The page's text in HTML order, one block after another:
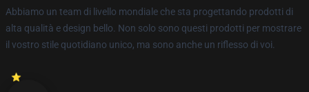
Abbiamo un team di livello mondiale che sta progettando prodotti di
alta qualità e design bello. Non solo sono questi prodotti per mostrare
il vostro stile quotidiano unico, ma sono anche un riflesso di voi.